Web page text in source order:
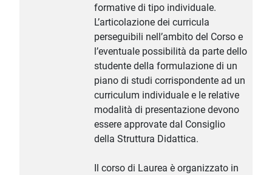
formative di tipo individuale.
L’articolazione dei curricula
perseguibili nell’ambito del Corso e
l’eventuale possibilità da parte dello
studente della formulazione di un
piano di studi corrispondente ad un
curriculum individuale e le relative
modalità di presentazione devono
essere approvate dal Consiglio
della Struttura Didattica.
Il corso di Laurea è organizzato in